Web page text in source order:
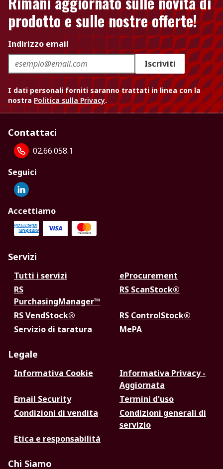
prodotto e sulle nostre offerte!
Indirizzo email
Iscriviti
I dati personali forniti saranno trattati in linea con la
nostra Politica sulla Privacy.
Contattaci
02.66.058.1
Seguici
Accettiamo
Servizi
Tutti i servizi
eProcurement
RS
PurchasingManager™
RS ScanStock®
RS VendStock®
RS ControlStock®
Servizio di taratura
MePA
Legale
Informativa Cookie
Informativa Privacy -
Aggiornata
Email Security
Termini d'uso
Condizioni di vendita
Condizioni generali di
servizio
Etica e responsabilità
Chi Siamo